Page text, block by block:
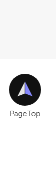
PageTop